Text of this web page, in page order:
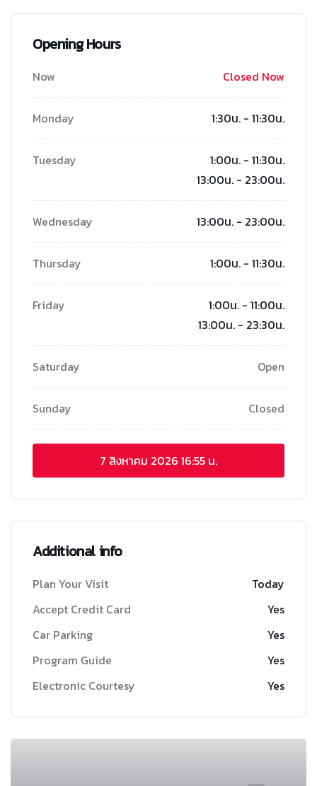
Opening Hours
Now Closed Now
Monday 1:30น. - 11:30น.
Tuesday
1:00น. - 11:30น.
13:00น. - 23:00น.
Wednesday 13:00น. - 23:00น.
Thursday 1:00น. - 11:30น.
Friday
1:00น. - 11:00น.
13:00น. - 23:30น.
Saturday Open
Sunday Closed
7 สิงหาคม 2026 16:55 น.
Additional info
Plan Your Visit
Today
Accept Credit Card
Yes
Car Parking
Yes
Program Guide
Yes
Electronic Courtesy
Yes